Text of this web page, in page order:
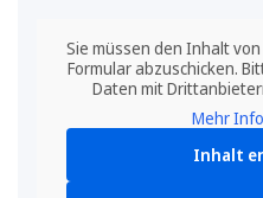
Sie müssen den Inhalt von
Formular abzuschicken.
Daten mit
Mehr
Inhalt